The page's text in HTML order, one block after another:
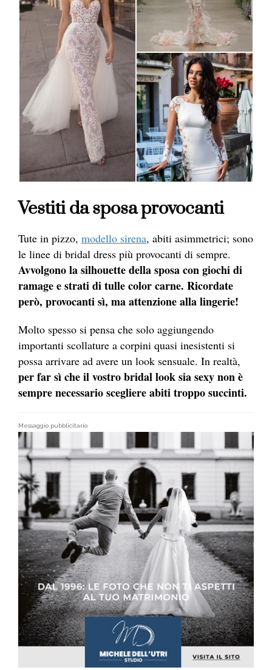
Vestiti da sposa provocanti
Tute in pizzo, modello sirena, abiti asimmetrici; sono
le linee di bridal dress più provocanti di sempre.
Avvolgono la silhouette della sposa con giochi di
ramage e strati di tulle color carne. Ricordate
però, provocanti sì, ma attenzione alla lingerie!
Molto spesso si pensa che solo aggiungendo
importanti scollature a corpini quasi inesistenti si
possa arrivare ad avere un look sensuale. In realtà,
per far sì che il vostro bridal look sia sexy non è
sempre necessario scegliere abiti troppo succinti.
Messaggio pubblicitario